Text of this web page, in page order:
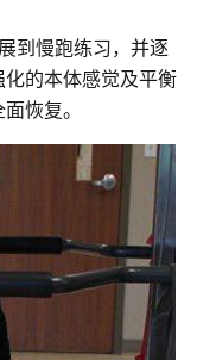
到慢跑练习，并逐
的本体感觉及平衡
恢复。